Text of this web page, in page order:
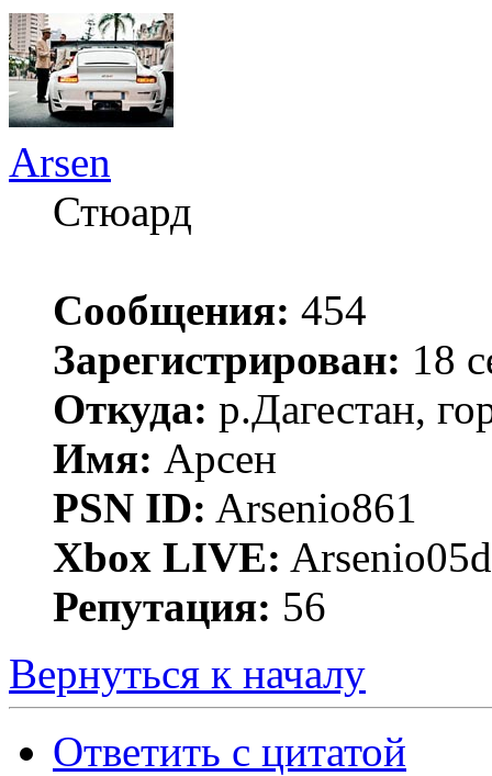
Arsen
Стюард
Сообщения: 454
Зарегистрирован: 18
Откуда: р.Дагестан,
Имя: Арсен
PSN ID: Arsenio861
Xbox LIVE:
Репутация: 56
Вернуться к началу
Ответить с цитатой